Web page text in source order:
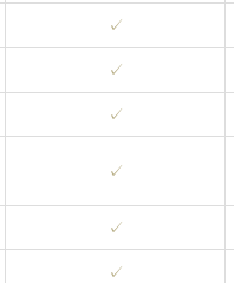
✓
✓
✓
✓
✓
✓